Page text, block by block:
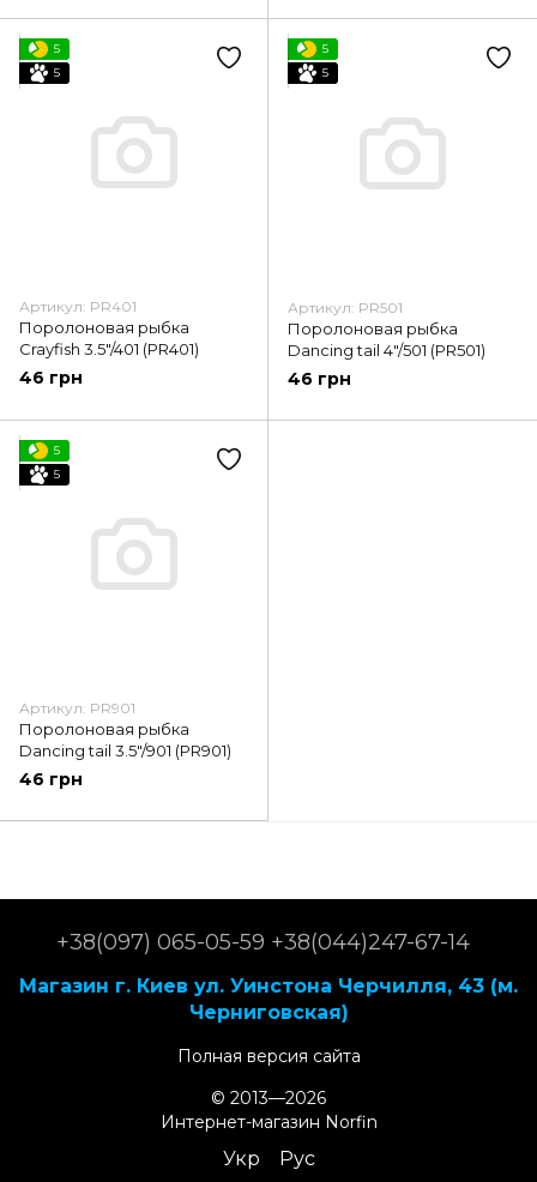
5
5
Артикул: PR401
Поролоновая рыбка
Crayfish 3.5"/401 (PR401)
46 грн
5
5
Артикул: PR501
Поролоновая рыбка
Dancing tail 4"/501 (PR501)
46 грн
5
5
Артикул: PR901
Поролоновая рыбка
Dancing tail 3.5"/901 (PR901)
46 грн
+38(097) 065-05-59 +38(044)247-67-14
Магазин г. Киев ул. Уинстона Черчилля, 43 (м.
Черниговская)
Полная версия сайта
© 2013—2026
Интернет-магазин Norfin
Укр Рус